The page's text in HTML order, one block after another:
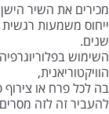
מכירים את השיר
ייחוס משמעות רגשית
שנים.
השימוש
הוויקטוריאנית,
בה לכל פרח או
להעביר זה לזה